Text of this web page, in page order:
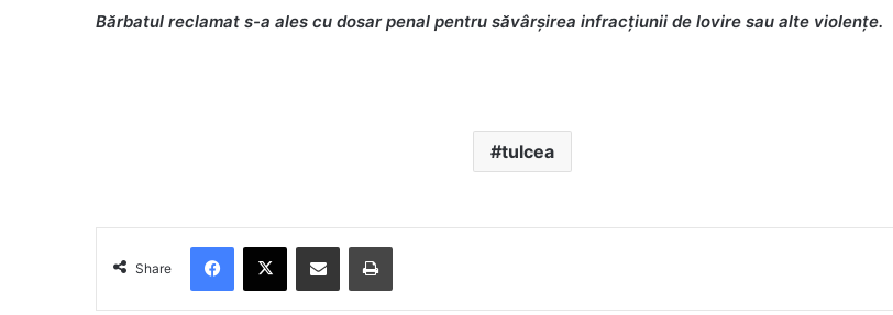
Bărbatul reclamat s-a ales cu dosar penal pentru săvârșirea infracțiunii de lovire sau alte violențe.
tulcea
Share